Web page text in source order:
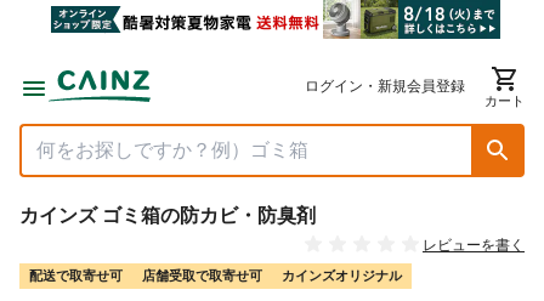
ログイン・新規会員登録
カート
カインズ ゴミ箱の防カビ・防臭剤
レビューを書く
配送で取寄せ可 店舗受取で取寄せ可 カインズオリジナル